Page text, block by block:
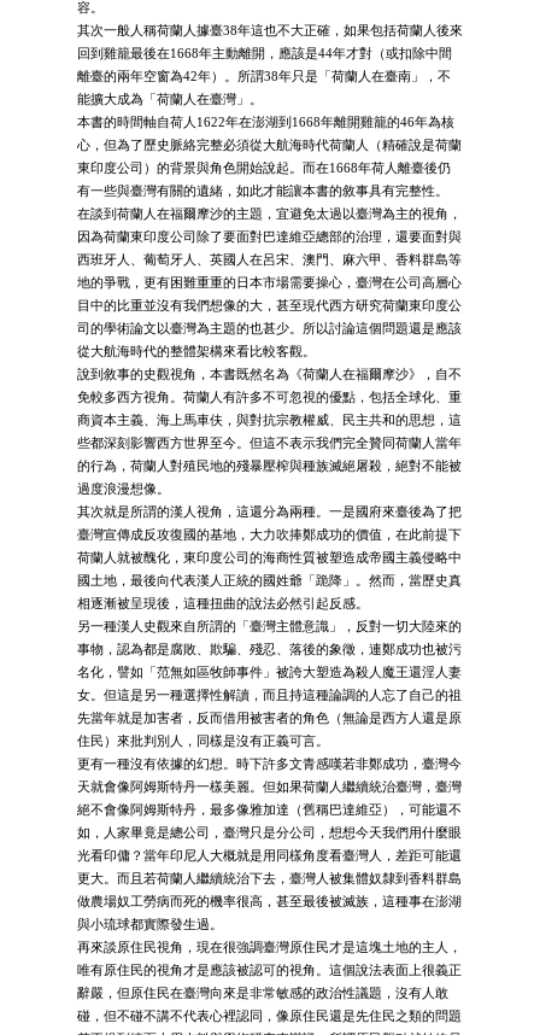
容。
其次一般人稱荷蘭人據臺38年這也不大正確，如果包括荷蘭人後來
回到雞籠最後在1668年主動離開，應該是44年才對（或扣除中間
離臺的兩年空窗為42年）。所謂38年只是「荷蘭人在臺南」，不
能擴大成為「荷蘭人在臺灣」。
本書的時間軸自荷人1622年在澎湖到1668年離開雞籠的46年為核
心，但為了歷史脈絡完整必須從大航海時代荷蘭人（精確說是荷蘭
東印度公司）的背景與角色開始說起。而在1668年荷人離臺後仍
有一些與臺灣有關的遺緒，如此才能讓本書的敘事具有完整性。
在談到荷蘭人在福爾摩沙的主題，宜避免太過以臺灣為主的視角，
因為荷蘭東印度公司除了要面對巴達維亞總部的治理，還要面對與
西班牙人、葡萄牙人、英國人在呂宋、澳門、麻六甲、香料群島等
地的爭戰，更有困難重重的日本市場需要操心，臺灣在公司高層心
目中的比重並沒有我們想像的大，甚至現代西方研究荷蘭東印度公
司的學術論文以臺灣為主題的也甚少。所以討論這個問題還是應該
從大航海時代的整體架構來看比較客觀。
說到敘事的史觀視角，本書既然名為《荷蘭人在福爾摩沙》，自不
免較多西方視角。荷蘭人有許多不可忽視的優點，包括全球化、重
商資本主義、海上馬車伕，與對抗宗教權威、民主共和的思想，這
些都深刻影響西方世界至今。但這不表示我們完全贊同荷蘭人當年
的行為，荷蘭人對殖民地的殘暴壓榨與種族滅絕屠殺，絕對不能被
過度浪漫想像。
其次就是所謂的漢人視角，這還分為兩種。一是國府來臺後為了把
臺灣宣傳成反攻復國的基地，大力吹捧鄭成功的價值，在此前提下
荷蘭人就被醜化，東印度公司的海商性質被塑造成帝國主義侵略中
國土地，最後向代表漢人正統的國姓爺「跪降」。然而，當歷史真
相逐漸被呈現後，這種扭曲的說法必然引起反感。
另一種漢人史觀來自所謂的「臺灣主體意識」，反對一切大陸來的
事物，認為都是腐敗、欺騙、殘忍、落後的象徵，連鄭成功也被污
名化，譬如「范無如區牧師事件」被誇大塑造為殺人魔王還淫人妻
女。但這是另一種選擇性解讀，而且持這種論調的人忘了自己的祖
先當年就是加害者，反而借用被害者的角色（無論是西方人還是原
住民）來批判別人，同樣是沒有正義可言。
更有一種沒有依據的幻想。時下許多文青感嘆若非鄭成功，臺灣今
天就會像阿姆斯特丹一樣美麗。但如果荷蘭人繼續統治臺灣，臺灣
絕不會像阿姆斯特丹，最多像雅加達（舊稱巴達維亞），可能還不
如，人家畢竟是總公司，臺灣只是分公司，想想今天我們用什麼眼
光看印傭？當年印尼人大概就是用同樣角度看臺灣人，差距可能還
更大。而且若荷蘭人繼續統治下去，臺灣人被集體奴隸到香料群島
做農場奴工勞病而死的機率很高，甚至最後被滅族，這種事在澎湖
與小琉球都實際發生過。
再來談原住民視角，現在很強調臺灣原住民才是這塊土地的主人，
唯有原住民的視角才是應該被認可的視角。這個說法表面上很義正
辭嚴，但原住民在臺灣向來是非常敏感的政治性議題，沒有人敢
碰，但不碰不講不代表心裡認同，像原住民還是先住民之類的問題